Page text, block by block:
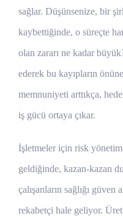
sağlar. Düşünsenize, bir
kaybettiğinde, o süreçte
olan zararı ne kadar
ederek bu kayıpların
memnuniyeti arttıkça,
iş gücü ortaya çıkar.
İşletmeler için risk
geldiğinde, kazan-kazan
çalışanların sağlığı güven
rekabetçi hale geliyor.